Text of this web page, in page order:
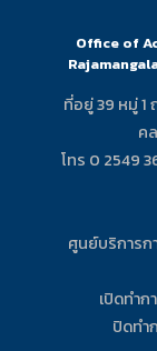
Office of
ที่อยู่ 39 หมู่
ค
โทร 0 2549
ศูนย์บริการก
เปิดทำก
ปิดทำ